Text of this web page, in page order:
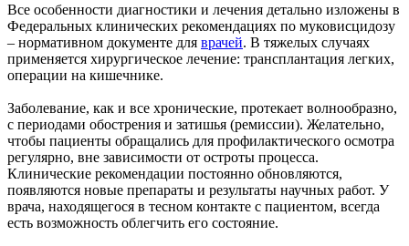
Все особенности диагностики и лечения детально изложены в
Федеральных клинических рекомендациях по муковисцидозу
– нормативном документе для врачей. В тяжелых случаях
применяется хирургическое лечение: трансплантация легких,
операции на кишечнике.
Заболевание, как и все хронические, протекает волнообразно,
с периодами обострения и затишья (ремиссии). Желательно,
чтобы пациенты обращались для профилактического осмотра
регулярно, вне зависимости от остроты процесса.
Клинические рекомендации постоянно обновляются,
появляются новые препараты и результаты научных работ. У
врача, находящегося в тесном контакте с пациентом, всегда
есть возможность облегчить его состояние.